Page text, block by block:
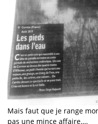
Mais faut que je range
pas une mince affaire….